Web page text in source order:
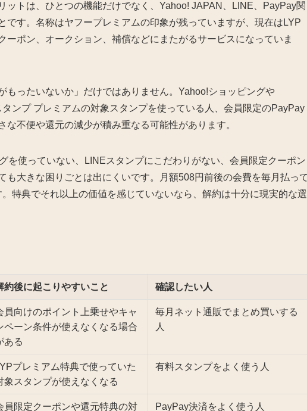
ットは、ひとつの機能だけでなく、Yahoo! JAPAN、LINE、PayPay関
です。名称はヤフープレミアムの印象が残っていますが、現在はLYP
ーポン、オークション、補償などにまたがるサービスになっていま
もったいないか」だけではありません。Yahoo!ショッピングや
ンプ プレミアムの対象スタンプを使っている人、会員限定のPayPay
不便や還元の減少が積み重なる可能性があります。
を使っていない、LINEスタンプにこだわりがない、会員限定クーポン
も大きな困りごとは出にくいです。月額508円前後の会費を毎月払っ
特典でそれ以上の価値を感じていないなら、解約は十分に現実的な選
約後に起こりやすいこと 確認したい人
員向けのポイント上乗せやキャ
ペーン条件が使えなくなる場合
ある
毎月ネット通販でまとめ買いする
人
プレミアム特典で使っていた
象スタンプが使えなくなる
有料スタンプをよく使う人
員限定クーポンや還元特典の対
PayPay決済をよく使う人